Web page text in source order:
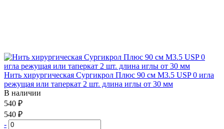
Нить хирургическая Сургикрол Плюс 90 см М3.5 USP 0 игла
режущая или таперкат 2 шт. длина иглы от 30 мм
В наличии
540 ₽
540 ₽
-